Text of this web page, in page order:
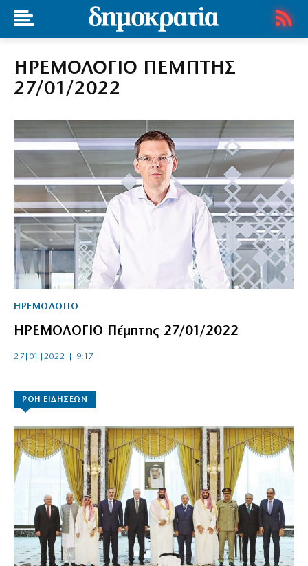
ΗΡΕΜΟΛΟΓΙΟ ΠΕΜΠΤΗΣ
27/01/2022
ΗΡΕΜΟΛΟΓΙΟ
ΗΡΕΜΟΛΟΓΙΟ Πέμπτης 27/01/2022
27|01|2022 | 9:17
ΡΟΗ ΕΙΔΗΣΕΩΝ